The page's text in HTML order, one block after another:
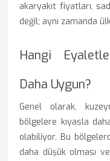
akaryakıt fiyatları,
değil; aynı zamanda
Hangi
Daha Uygun?
Genel olarak,
bölgelere kıyasla
olabiliyor. Bu
daha düşük olması